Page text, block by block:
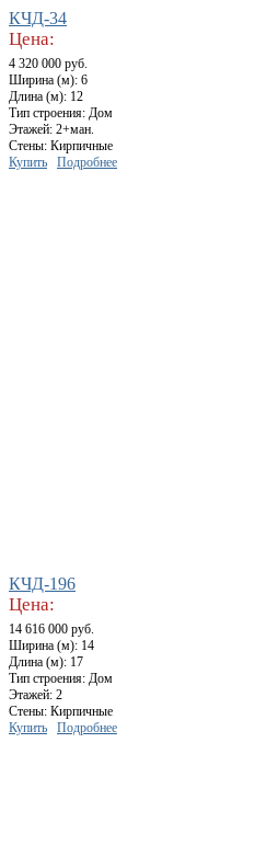
КЧД-34
Цена:
4 320 000 руб.
Ширина (м): 6
Длина (м): 12
Тип строения: Дом
Этажей: 2+ман.
Стены: Кирпичные
Купить
Подробнее
КЧД-196
Цена:
14 616 000 руб.
Ширина (м): 14
Длина (м): 17
Тип строения: Дом
Этажей: 2
Стены: Кирпичные
Купить
Подробнее